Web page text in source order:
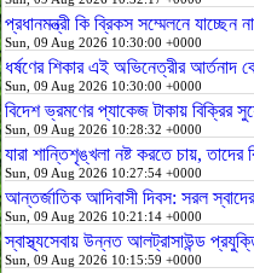
প্রধানমন্ত্রী কি ব্রিকস সম্মেলনে যাচ্ছেন
Sun, 09 Aug 2026 10:30:00 +0000
ধর্ষণের শিকার এই অভিনেত্রীর আর্তনাদ
Sun, 09 Aug 2026 10:30:00 +0000
বিদেশ ভ্রমণের প্যাকেজ টাকায় বিক্রির
Sun, 09 Aug 2026 10:28:32 +0000
যারা শান্তিশৃঙ্খলা নষ্ট করতে চায়,
Sun, 09 Aug 2026 10:27:54 +0000
আন্তর্জাতিক আদিবাসী দিবস: সরল
Sun, 09 Aug 2026 10:21:14 +0000
স্বাস্থ্যসেবায় উন্নত আলট্রাসাউন্ড
Sun, 09 Aug 2026 10:15:59 +0000